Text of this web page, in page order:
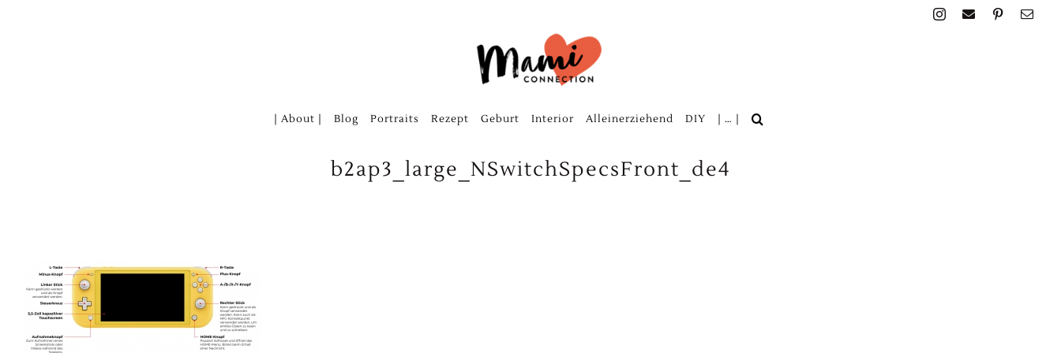
| About | Blog Portraits Rezept Geburt Interior Alleinerziehend DIY | … |
b2ap3_large_NSwitchSpecsFront_de4